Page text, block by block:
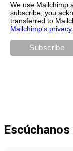
We use Mailchimp
subscribe, you
transferred to
Mailchimp's